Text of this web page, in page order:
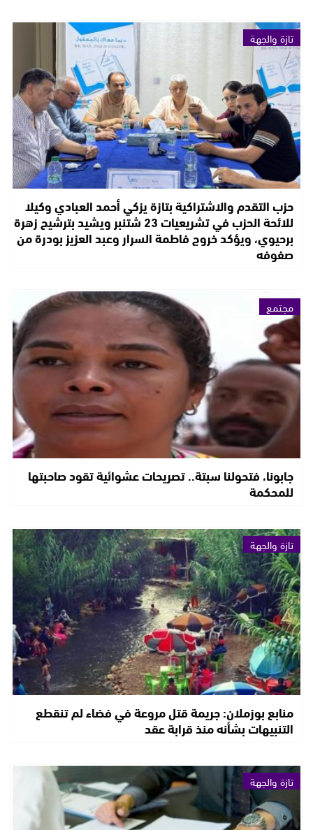
تازة والجهة
حزب التقدم والاشتراكية بتازة يزكي أحمد العبادي وكيلا
للائحة الحزب في تشريعيات 23 شتنبر ويشيد بترشيح زهرة
برحيوي، ويؤكد خروج فاطمة السرار وعبد العزيز بودرة من
صفوفه
مجتمع
جابونا، فتحولنا سبتة.. تصريحات عشوائية تقود صاحبتها
للمحكمة
تازة والجهة
منابع بوزملان: جريمة قتل مروعة في فضاء لم تنقطع
التنبيهات بشأنه منذ قرابة عقد
تازة والجهة